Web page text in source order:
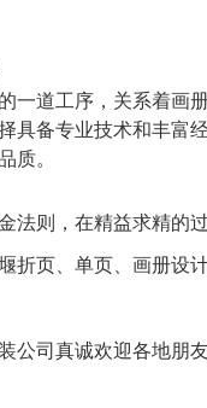
一道工序，关系着画
具备专业技术和丰富
质。
法则，在精益求精的
折页、单页、 画册设计
公司真诚欢迎各地朋